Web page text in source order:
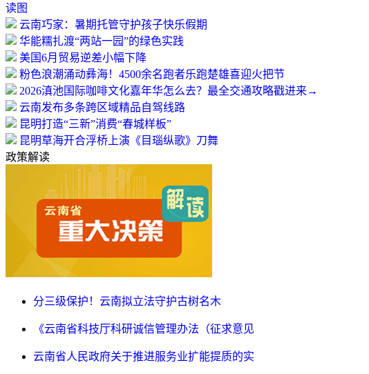
读图
云南巧家：暑期托管守护孩子快乐假期
华能糯扎渡“两站一园”的绿色实践
美国6月贸易逆差小幅下降
粉色浪潮涌动彝海！4500余名跑者乐跑楚雄喜迎火把节
2026滇池国际咖啡文化嘉年华怎么去？最全交通攻略戳进来→
云南发布多条跨区域精品自驾线路
昆明打造“三新”消费“春城样板”
昆明草海开合浮桥上演《目瑙纵歌》刀舞
政策解读
分三级保护！云南拟立法守护古树名木
《云南省科技厅科研诚信管理办法（征求意见
云南省人民政府关于推进服务业扩能提质的实